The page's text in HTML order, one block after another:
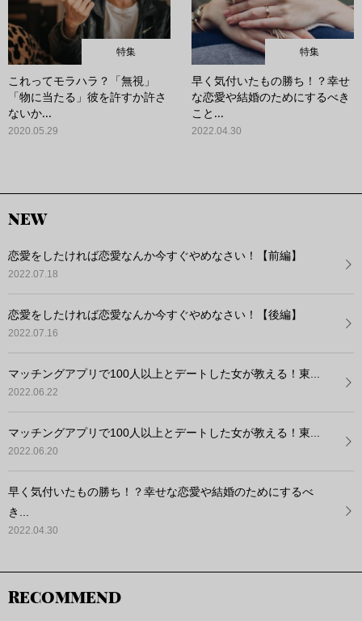
特集
これってモラハラ？「無視」
「物に当たる」彼を許すか許さ
ないか...
2020.05.29
特集
早く気付いたもの勝ち！？幸せ
な恋愛や結婚のためにするべき
こと...
2022.04.30
NEW
恋愛をしたければ恋愛なんか今すぐやめなさい！【前編】
2022.07.18
恋愛をしたければ恋愛なんか今すぐやめなさい！【後編】
2022.07.16
マッチングアプリで100人以上とデートした女が教える！東...
2022.06.22
マッチングアプリで100人以上とデートした女が教える！東...
2022.06.20
早く気付いたもの勝ち！？幸せな恋愛や結婚のためにするべ
き...
2022.04.30
RECOMMEND